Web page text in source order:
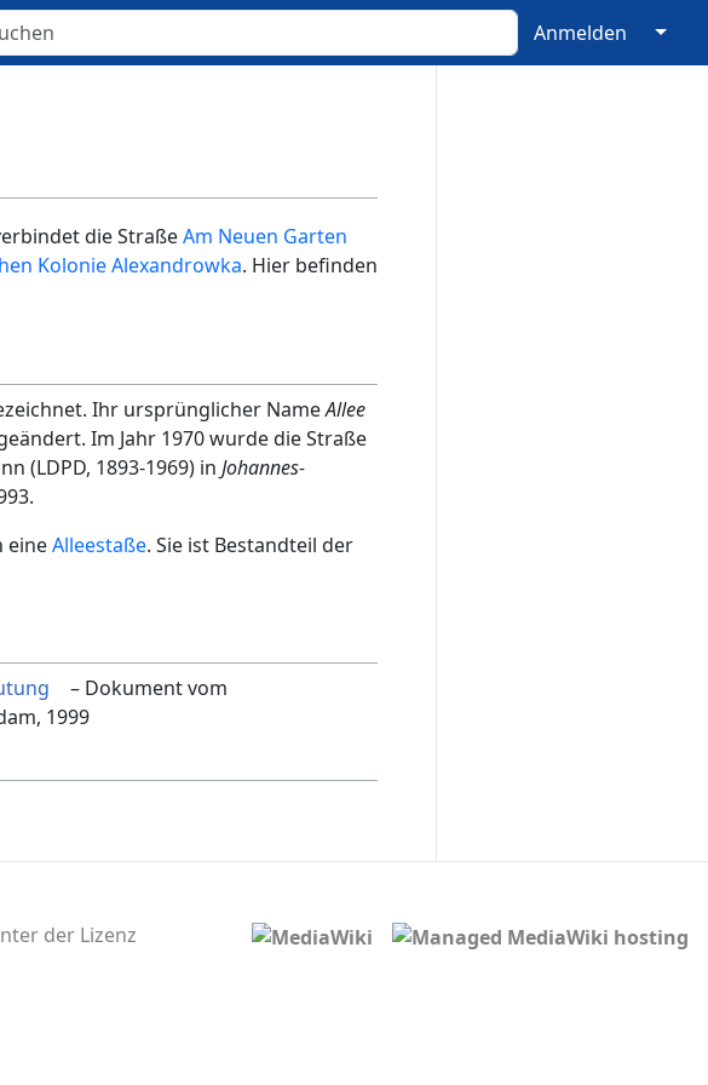
Anmelden ↓
die StraßeAm Neuen Garten
Kolonie Alexandrowka. Hier befinden
Ihr ursprünglicher NameAllee
Im Jahr 1970 wurde die Straße
(LDPD, 1893-1969) in Johannes-
eineAlleestaße. Sie ist Bestandteil der
– Dokument vom
1999
der Lizenz